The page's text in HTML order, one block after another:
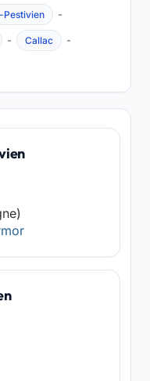
Pestivien -
- Callac -